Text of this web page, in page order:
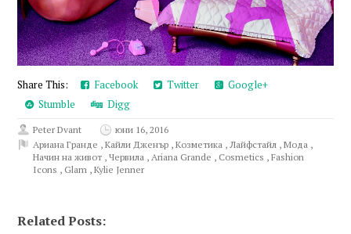
Share This: Facebook Twitter
Google+
Stumble
Digg
Peter Dvant
юни 16, 2016
Ариана Гранде ,Кайли Дженър ,Козметика ,Лайфстайл ,Мода ,
Начин на живот ,Червила , Ariana Grande , Cosmetics ,Fashion
Icons , Glam ,Kylie Jenner
Related Posts: